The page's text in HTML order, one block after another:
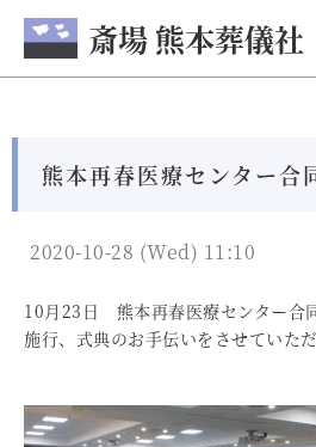
斎場 熊本葬儀社
熊本再春医療センター合
2020-10-28 (Wed) 11:10
10月23日 熊本再春医療センター合
施行、式典のお手伝いをさせていただ